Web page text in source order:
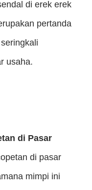
di erek erek
pertanda
usaha.
di Pasar
di pasar
mimpi ini